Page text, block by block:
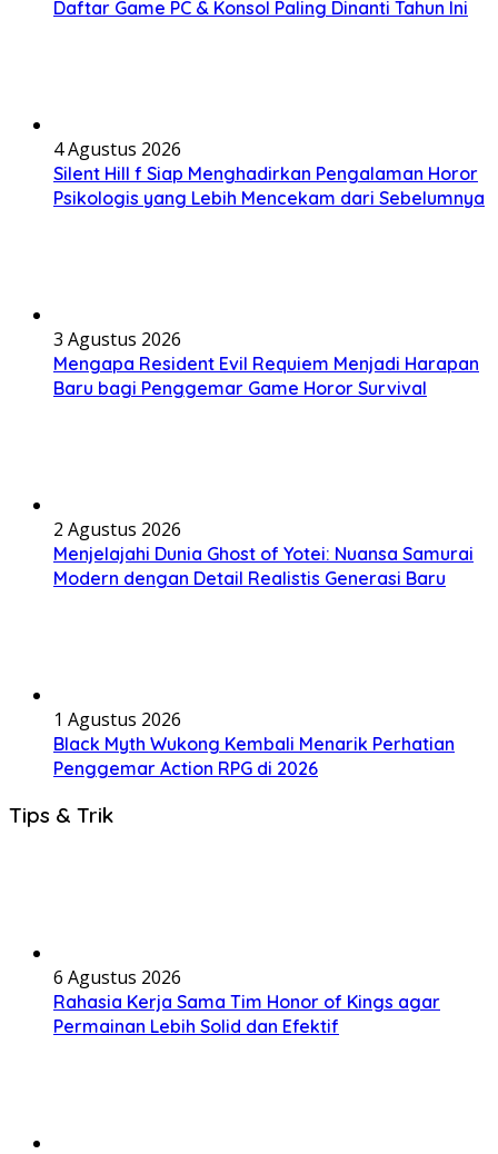
Daftar Game PC & Konsol Paling Dinanti Tahun Ini
4 Agustus 2026
Silent Hill f Siap Menghadirkan Pengalaman Horor
Psikologis yang Lebih Mencekam dari Sebelumnya
3 Agustus 2026
Mengapa Resident Evil Requiem Menjadi Harapan
Baru bagi Penggemar Game Horor Survival
2 Agustus 2026
Menjelajahi Dunia Ghost of Yotei: Nuansa Samurai
Modern dengan Detail Realistis Generasi Baru
1 Agustus 2026
Black Myth Wukong Kembali Menarik Perhatian
Penggemar Action RPG di 2026
Tips & Trik
6 Agustus 2026
Rahasia Kerja Sama Tim Honor of Kings agar
Permainan Lebih Solid dan Efektif